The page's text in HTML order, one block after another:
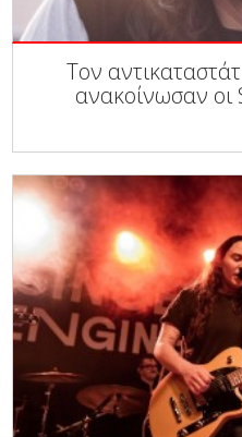
Τον
ανακοίνωσαν